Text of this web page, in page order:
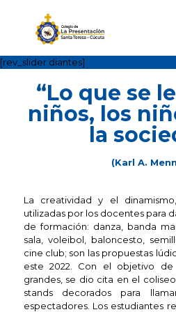
[rev_slider diantes]
“Lo que se
niños, los
la
(Karl A.
La creatividad y el
utilizadas por los docentes para
de formación: danza, banda
sala, voleibol, baloncesto,
cine club; son las propuestas
este 2022. Con el objetivo
grandes, se dio cita en el
stands decorados para
espectadores. Los estudiantes